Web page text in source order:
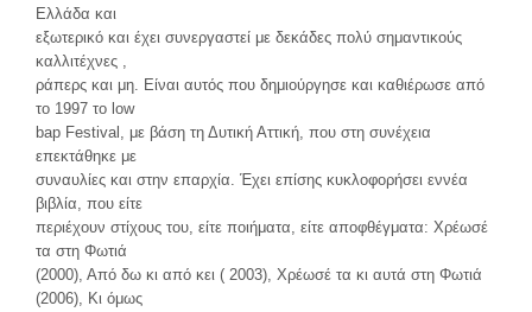
Ελλάδα και
εξωτερικό και έχει συνεργαστεί με δεκάδες πολύ σημαντικούς
καλλιτέχνες ,
ράπερς και μη. Είναι αυτός που δημιούργησε και καθιέρωσε από
το 1997 το low
bap Festival, με βάση τη Δυτική Αττική, που στη συνέχεια
επεκτάθηκε με
συναυλίες και στην επαρχία. Έχει επίσης κυκλοφορήσει εννέα
βιβλία, που είτε
περιέχουν στίχους του, είτε ποιήματα, είτε αποφθέγματα: Χρέωσέ
τα στη Φωτιά
(2000), Από δω κι από κει ( 2003), Χρέωσέ τα κι αυτά στη Φωτιά
(2006), Κι όμως